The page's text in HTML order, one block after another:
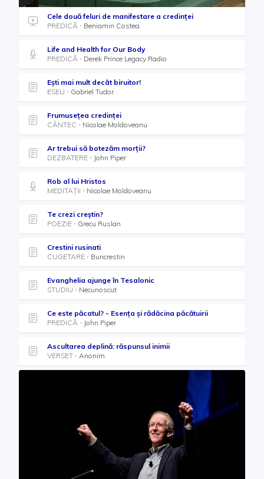
Cele două feluri de manifestare a credinței
PREDICĂ
Beniamin Costea
Life and Health for Our Body
PREDICĂ
Derek Prince Legacy Radio
Ești mai mult decât biruitor!
ESEU
Gabriel Tudor
Frumusețea credinței
CÂNTEC
Nicolae Moldoveanu
Ar trebui să botezăm morții?
DEZBATERE
John Piper
Rob al lui Hristos
MEDITAȚII
Nicolae Moldoveanu
Te crezi creștin?
POEZIE
Grecu Ruslan
Crestini rusinati
CUGETARE
Buncrestin
Evanghelia ajunge în Tesalonic
STUDIU
Necunoscut
Ce este păcatul? - Esența și rădăcina păcătuirii
PREDICĂ
John Piper
Ascultarea deplină: răspunsul inimii
VERSET
Anonim